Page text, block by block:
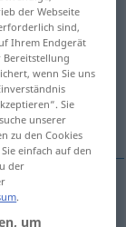
der Webseite
sind,
Ihrem Endgerät
Bereitstellung
wenn Sie uns
Sie
unserer
zu den Cookies
einfach auf den
der
.
um